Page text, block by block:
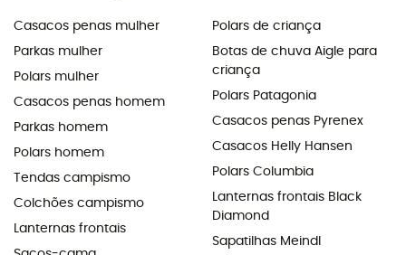
Casacos penas mulher
Parkas mulher
Polars mulher
Casacos penas homem
Parkas homem
Polars homem
Tendas campismo
Colchões campismo
Lanternas frontais
Polars de criança
Botas de chuva Aigle para
criança
Polars Patagonia
Casacos penas Pyrenex
Casacos Helly Hansen
Polars Columbia
Lanternas frontais Black
Diamond
Sapatilhas Meindl